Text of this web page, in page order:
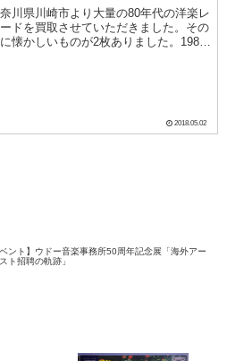
川県川崎市より大量の80年代の洋楽レ
ドを買取させていただきました。その
懐かしいものが2枚ありました。1980
2018.05.02
ベント】ウドー音楽事務所50周年記念展「海外アー
ト招聘の軌跡」